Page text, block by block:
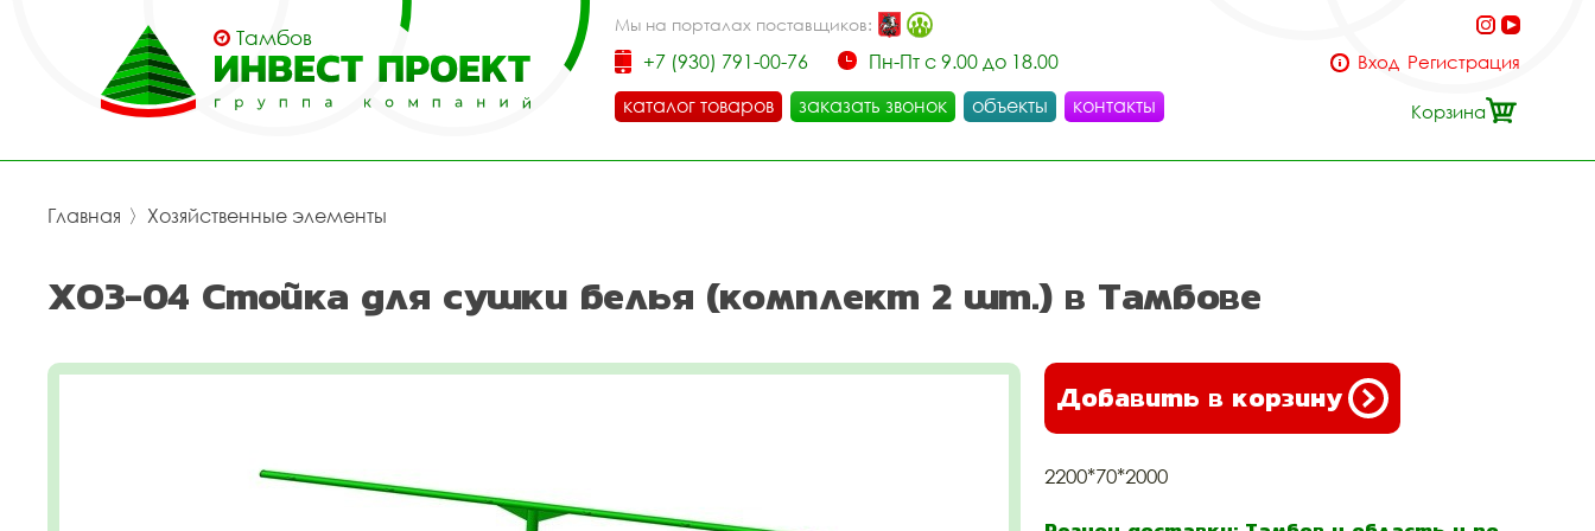
Тамбов
Мы на порталах поставщиков:
+7 (930) 791-00-76
Пн-Пт с 9.00 до 18.00
каталог товаров
заказать звонок объекты контакты
Вход Регистрация
Корзина
Главная 〉 Хозяйственные элементы
ХОЗ-04 Стойка для сушки белья (комплект 2 шт.) в Тамбове
Добавить в корзину
2200*70*2000